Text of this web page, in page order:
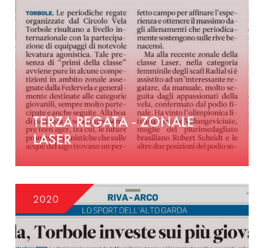
TERZA REGATA - ZONALE
LASER
2020